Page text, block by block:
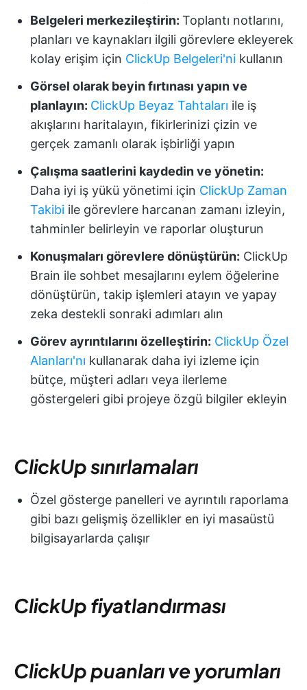
Belgeleri merkezileştirin: Toplantı notlarını,
planları ve kaynakları ilgili görevlere ekleyerek
kolay erişim için ClickUp Belgeleri'ni kullanın
Görsel olarak beyin fırtınası yapın ve
planlayın: ClickUp Beyaz Tahtaları ile iş
akışlarını haritalayın, fikirlerinizi çizin ve
gerçek zamanlı olarak işbirliği yapın
Çalışma saatlerini kaydedin ve yönetin:
Daha iyi iş yükü yönetimi için ClickUp Zaman
Takibi ile görevlere harcanan zamanı izleyin,
tahminler belirleyin ve raporlar oluşturun
Konuşmaları görevlere dönüştürün: ClickUp
Brain ile sohbet mesajlarını eylem öğelerine
dönüştürün, takip işlemleri atayın ve yapay
zeka destekli sonraki adımları alın
Görev ayrıntılarını özelleştirin: ClickUp Özel
Alanları'nı kullanarak daha iyi izleme için
bütçe, müşteri adları veya ilerleme
göstergeleri gibi projeye özgü bilgiler ekleyin
ClickUp sınırlamaları
Özel gösterge panelleri ve ayrıntılı raporlama
gibi bazı gelişmiş özellikler en iyi masaüstü
bilgisayarlarda çalışır
ClickUp fiyatlandırması
ClickUp puanları ve yorumları